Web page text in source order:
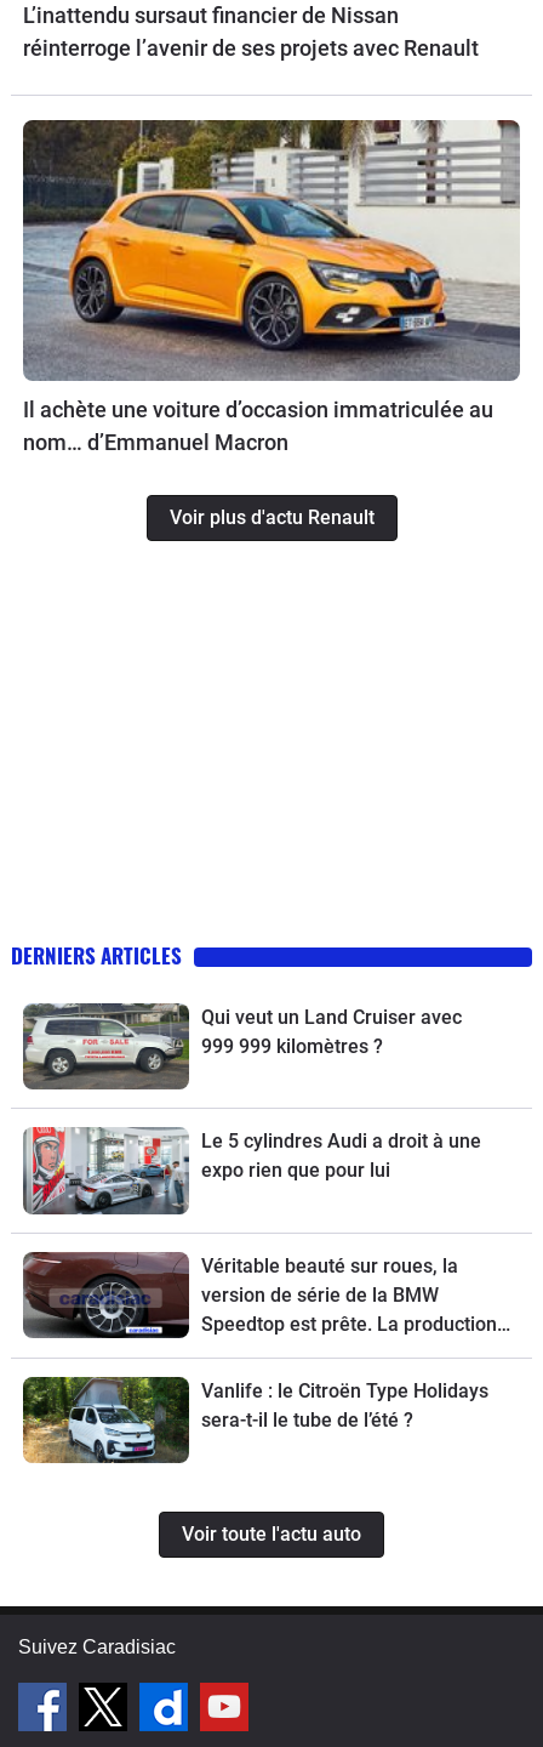
L’inattendu sursaut financier de Nissan
réinterroge l’avenir de ses projets avec Renault
Il achète une voiture d’occasion immatriculée au
nom… d’Emmanuel Macron
Voir plus d'actu Renault
DERNIERS ARTICLES
Qui veut un Land Cruiser avec
999 999 kilomètres ?
Le 5 cylindres Audi a droit à une
expo rien que pour lui
Véritable beauté sur roues, la
version de série de la BMW
Speedtop est prête. La production
de ce break de chasse sera limitée à
70 exemplaires.
Vanlife : le Citroën Type Holidays
sera-t-il le tube de l’été ?
Voir toute l'actu auto
Suivez Caradisiac